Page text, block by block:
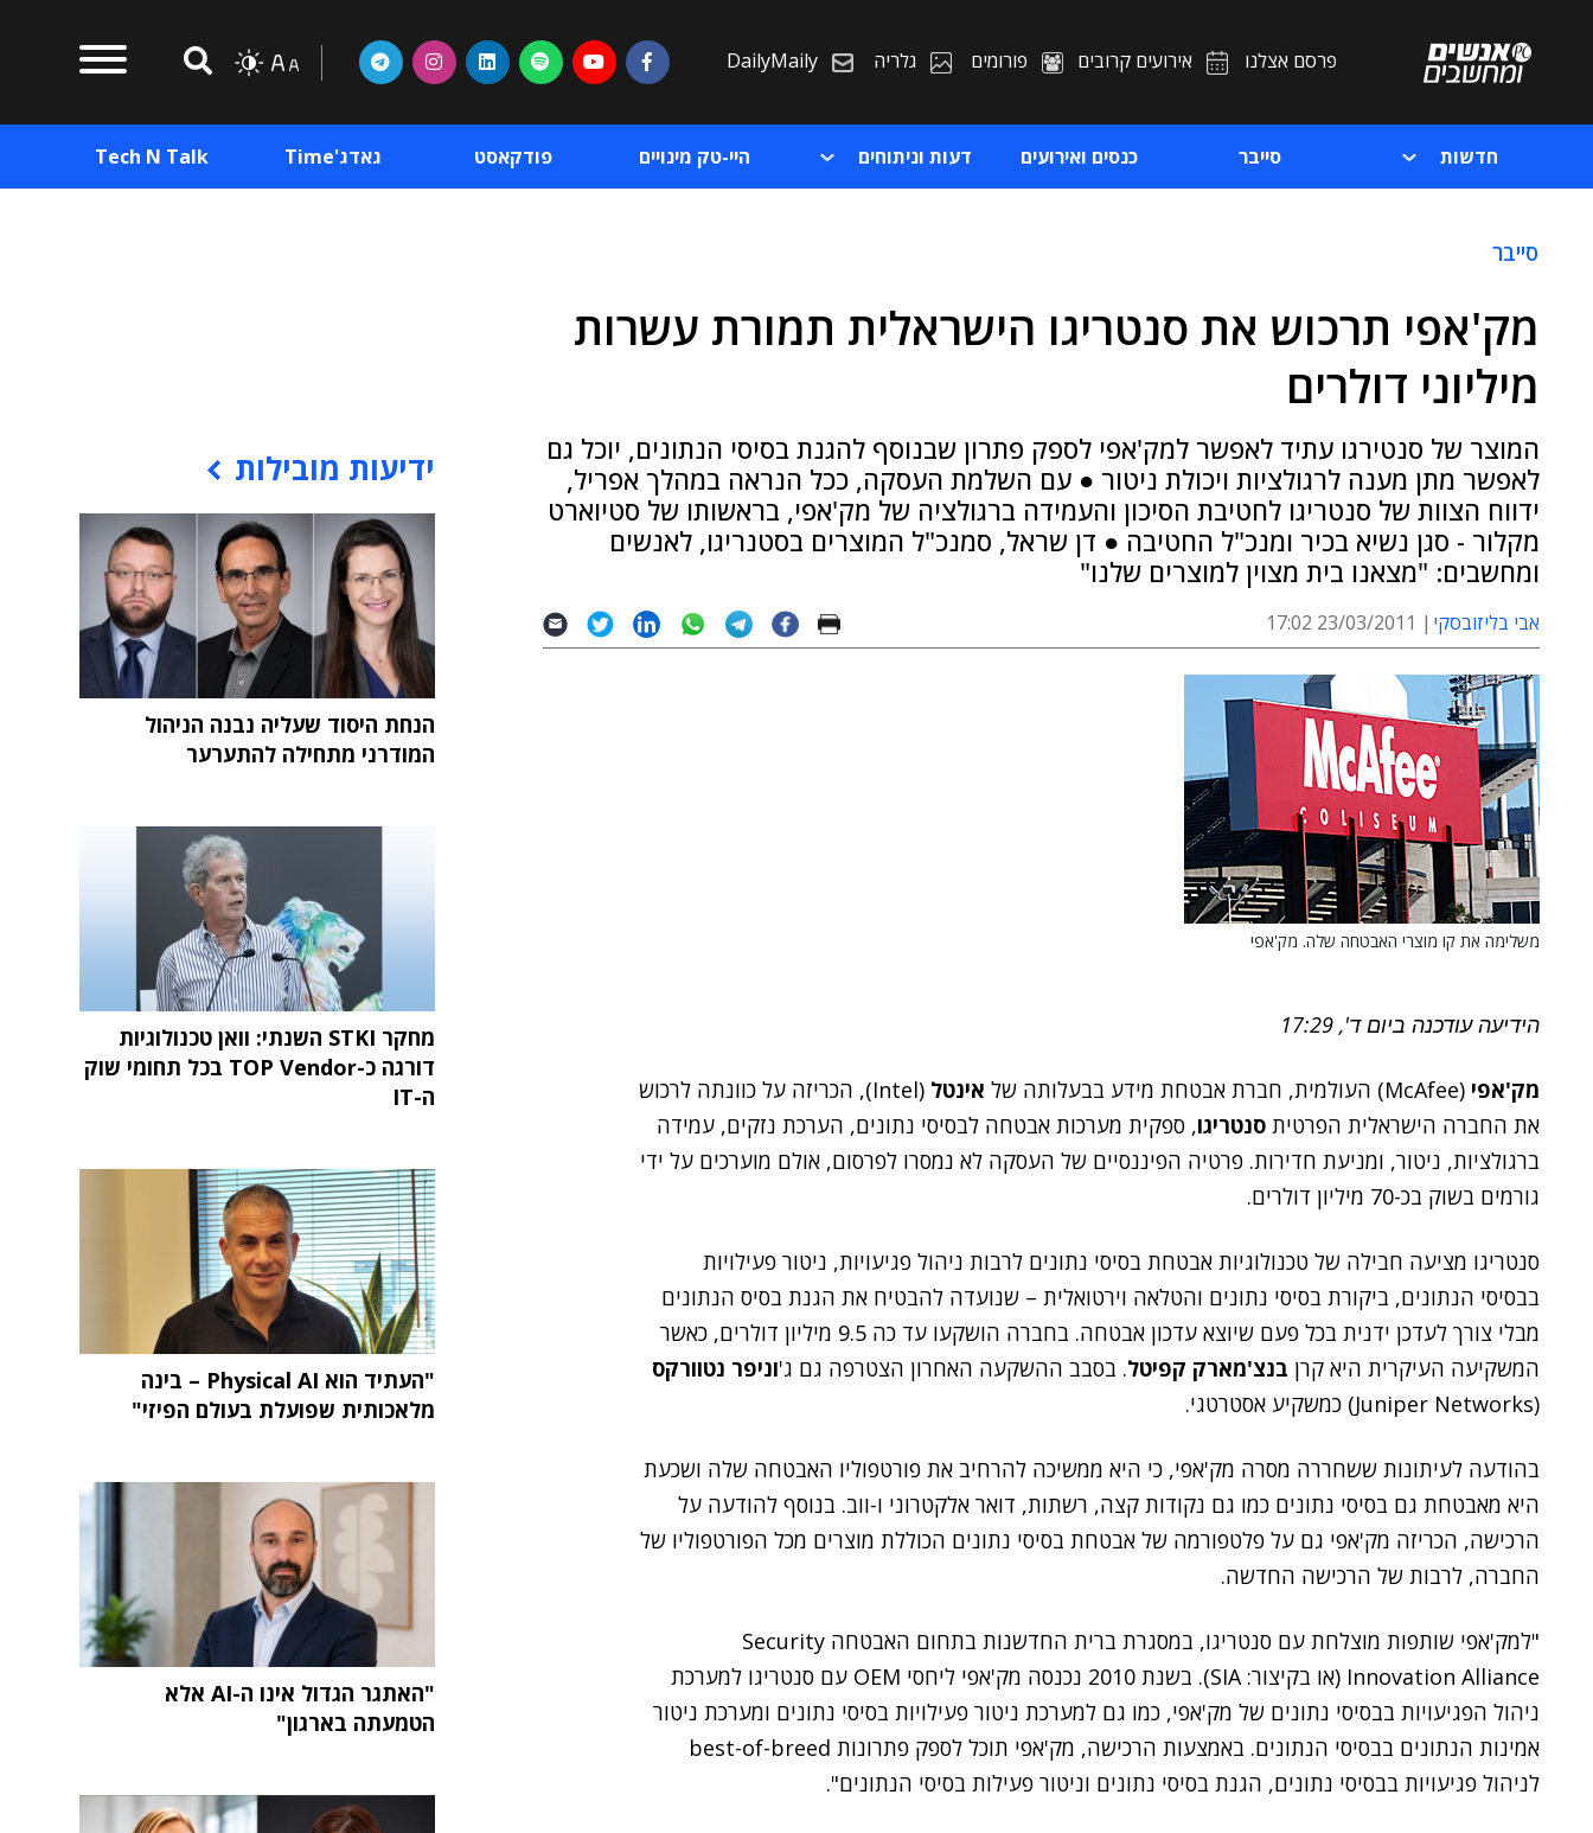
פרסם אצלנו אירועים קרובים פורומים גלריה DailyMaily
חדשות סייבר כנסים ואירועים דעות וניתוחים היי-טק מינויים פודקאסט גאדג'Time Tech N Talk
סייבר
מק'אפי תרכוש את סנטריגו הישראלית תמורת עשרות
מיליוני דולרים
המוצר של סנטירגו עתיד לאפשר למק'אפי לספק פתרון שבנוסף להגנת בסיסי הנתונים, יוכל גם
לאפשר מתן מענה לרגולציות ויכולת ניטור ● עם השלמת העסקה, ככל הנראה במהלך אפריל,
ידווח הצוות של סנטריגו לחטיבת הסיכון והעמידה ברגולציה של מק'אפי, בראשותו של סטיוארט
מקלור - סגן נשיא בכיר ומנכ"ל החטיבה ● דן שראל, סמנכ"ל המוצרים בסטנריגו, לאנשים
ומחשבים: "מצאנו בית מצוין למוצרים שלנו"
אבי בליזובסקי 23/03/2011 17:02
משלימה את קו מוצרי האבטחה שלה. מק'אפי
הידיעה עודכנה ביום ד', 17:29
מק'אפי (McAfee) העולמית, חברת אבטחת מידע בבעלותה של אינטל
(Intel), הכריזה על כוונתה לרכוש
את החברה הישראלית הפרטית סנטריגו, ספקית מערכות אבטחה לבסיסי נתונים, הערכת נזקים, עמידה
ברגולציות, ניטור, ומניעת חדירות. פרטיה הפיננסיים של העסקה לא נמסרו לפרסום, אולם מוערכים על ידי
גורמים בשוק בכ-70 מיליון דולרים.
סנטריגו מציעה חבילה של טכנולוגיות אבטחת בסיסי נתונים לרבות ניהול פגיעויות, ניטור פעילויות
בבסיסי הנתונים, ביקורת בסיסי נתונים והטלאה וירטואלית – שנועדה להבטיח את הגנת בסיס הנתונים
מבלי צורך לעדכן ידנית בכל פעם שיוצא עדכון אבטחה. בחברה הושקעו עד כה 9.5 מיליון דולרים, כאשר
המשקיעה העיקרית היא קרן בנצ'מארק קפיטל. בסבב ההשקעה האחרון הצטרפה גם ג'וניפר נטוורקס
(Juniper Networks) כמשקיע אסטרטגי.
בהודעה לעיתונות ששחררה מסרה מק'אפי, כי היא ממשיכה להרחיב את פורטפוליו האבטחה שלה ושכעת
היא מאבטחת גם בסיסי נתונים כמו גם נקודות קצה, רשתות, דואר אלקטרוני ו-ווב. בנוסף להודעה על
הרכישה, הכריזה מק'אפי גם על פלטפורמה של אבטחת בסיסי נתונים הכוללת מוצרים מכל הפורטפוליו של
החברה, לרבות של הרכישה החדשה.
"למק'אפי שותפות מוצלחת עם סנטריגו, במסגרת ברית החדשנות בתחום האבטחה Security
Innovation Alliance (או בקיצור: SIA). בשנת 2010 נכנסה מק'אפי ליחסי OEM עם סנטריגו למערכת
ניהול הפגיעויות בבסיסי נתונים של מק'אפי, כמו גם למערכת ניטור פעילויות בסיסי נתונים ומערכת ניטור
אמינות הנתונים בבסיסי הנתונים. באמצעות הרכישה, מק'אפי תוכל לספק פתרונות best-of-breed
לניהול פגיעויות בבסיסי נתונים, הגנת בסיסי נתונים וניטור פעילות בסיסי הנתונים".
ידיעות מובילות
הנחת היסוד שעליה נבנה הניהול
המודרני מתחילה להתערער
מחקר STKI השנתי: וואן טכנולוגיות
דורגה כ-TOP Vendor בכל תחומי שוק
ה-IT
"העתיד הוא Physical AI – בינה
מלאכותית שפועלת בעולם הפיזי"
"האתגר הגדול אינו ה-AI אלא
הטמעתה בארגון"